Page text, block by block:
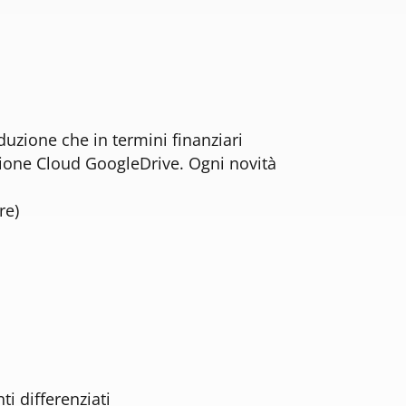
che in termini finanziari
Cloud GoogleDrive. Ogni novità
differenziati